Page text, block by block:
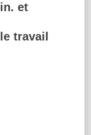
et
travail